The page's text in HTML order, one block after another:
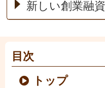
新しい創業融資
目次
トップ